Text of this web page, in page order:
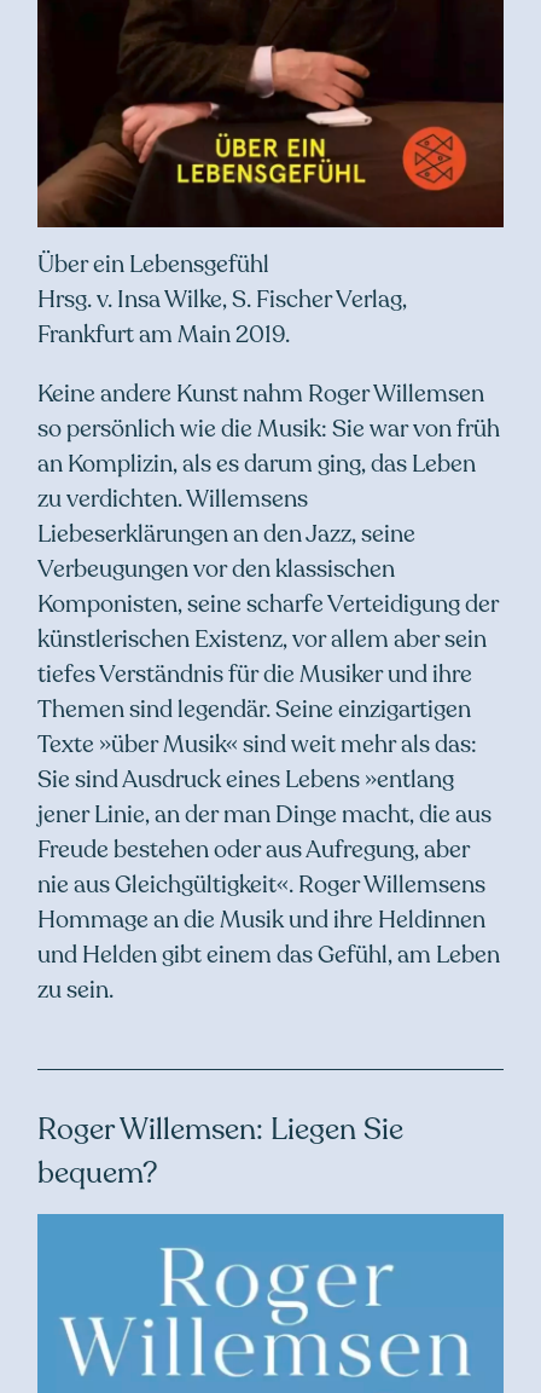
Über ein Lebensgefühl
Hrsg. v. Insa Wilke, S. Fischer Verlag,
Frankfurt am Main 2019.
Keine andere Kunst nahm Roger Willemsen
so persönlich wie die Musik: Sie war von früh
an Komplizin, als es darum ging, das Leben
zu verdichten. Willemsens
Liebeserklärungen an den Jazz, seine
Verbeugungen vor den klassischen
Komponisten, seine scharfe Verteidigung der
künstlerischen Existenz, vor allem aber sein
tiefes Verständnis für die Musiker und ihre
Themen sind legendär. Seine einzigartigen
Texte »über Musik« sind weit mehr als das:
Sie sind Ausdruck eines Lebens »entlang
jener Linie, an der man Dinge macht, die aus
Freude bestehen oder aus Aufregung, aber
nie aus Gleichgültigkeit«. Roger Willemsens
Hommage an die Musik und ihre Heldinnen
und Helden gibt einem das Gefühl, am Leben
zu sein.
Roger Willemsen: Liegen Sie
bequem?